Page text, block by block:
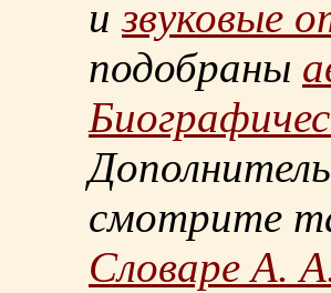
извуковые
подобраны
смотрите
Словаре А.